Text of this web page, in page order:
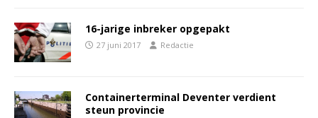
16-jarige inbreker opgepakt
27 juni 2017 Redactie
Containerterminal Deventer verdient
steun provincie